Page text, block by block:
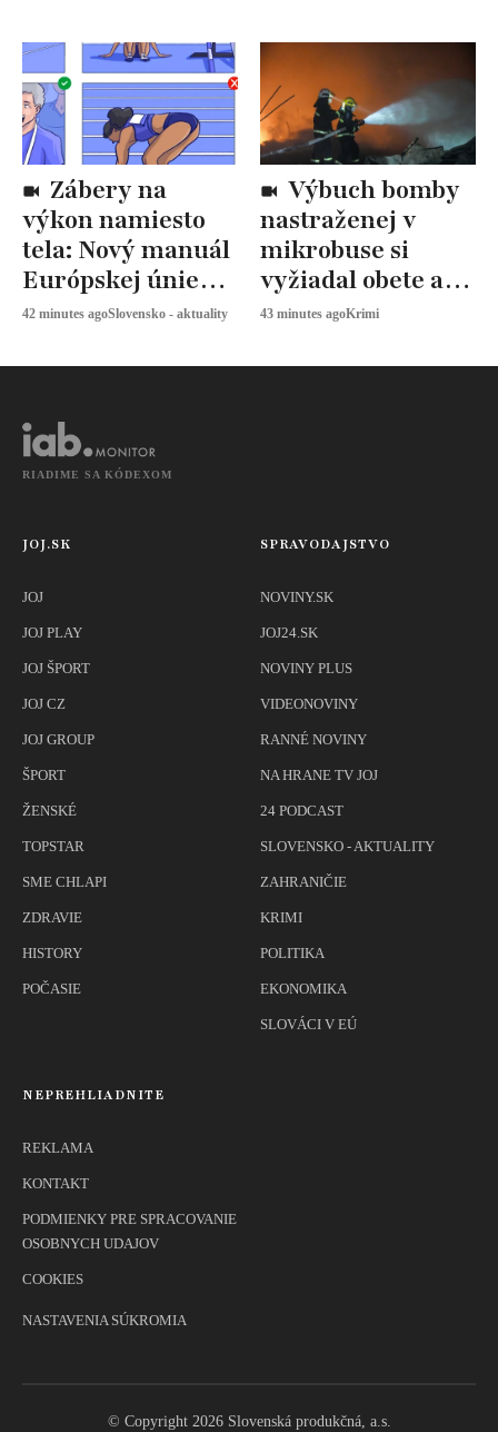
výkon namiesto
tela: Nový manuál
Európskej únie
určuje, ako
športovkyne
42 minutes agoSlovensko - aktuality
nastraženej v
mikrobuse si
vyžiadal obete a
zranených
43 minutes agoKrimi
RIADIME SA KÓDEXOM
JOJ.SK
JOJ
JOJ PLAY
JOJ ŠPORT
JOJ CZ
JOJ GROUP
ŠPORT
ŽENSKÉ
TOPSTAR
SME CHLAPI
ZDRAVIE
HISTORY
POČASIE
SPRAVODAJSTVO
NOVINY.SK
JOJ24.SK
NOVINY PLUS
VIDEONOVINY
RANNÉ NOVINY
NA HRANE TV JOJ
24 PODCAST
SLOVENSKO - AKTUALITY
ZAHRANIČIE
KRIMI
POLITIKA
EKONOMIKA
SLOVÁCI V EÚ
NEPREHLIADNITE
REKLAMA
KONTAKT
PODMIENKY PRE SPRACOVANIE
OSOBNYCH UDAJOV
COOKIES
NASTAVENIA SÚKROMIA
© Copyright 2026 Slovenská produkčná, a.s.